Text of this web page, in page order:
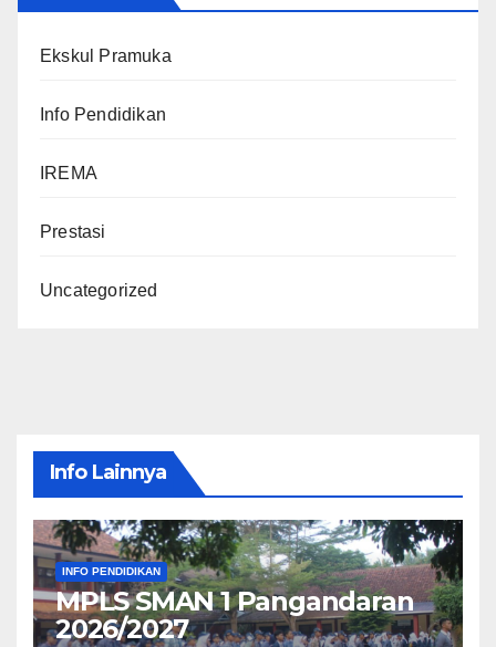
Ekskul Pramuka
Info Pendidikan
IREMA
Prestasi
Uncategorized
Info Lainnya
INFO PENDIDIKAN
MPLS SMAN 1 Pangandaran
2026/2027